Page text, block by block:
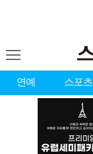
연예 스포츠